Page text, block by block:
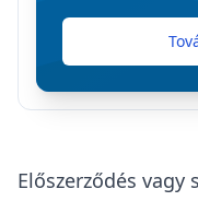
Előszerződés